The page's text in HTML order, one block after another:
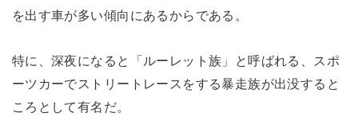
を出す車が多い傾向にあるからである。
特に、深夜になると「ルーレット族」と呼ばれる、スポ
ーツカーでストリートレースをする暴走族が出没すると
ころとして有名だ。